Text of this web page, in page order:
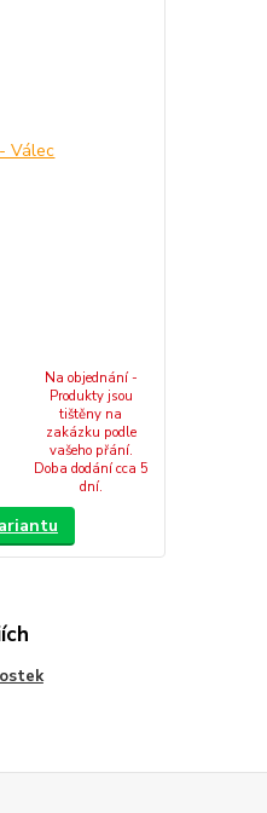
Na objednání -
Produkty jsou
tištěny na
zakázku podle
vašeho přání.
Doba dodání cca 5
dní.